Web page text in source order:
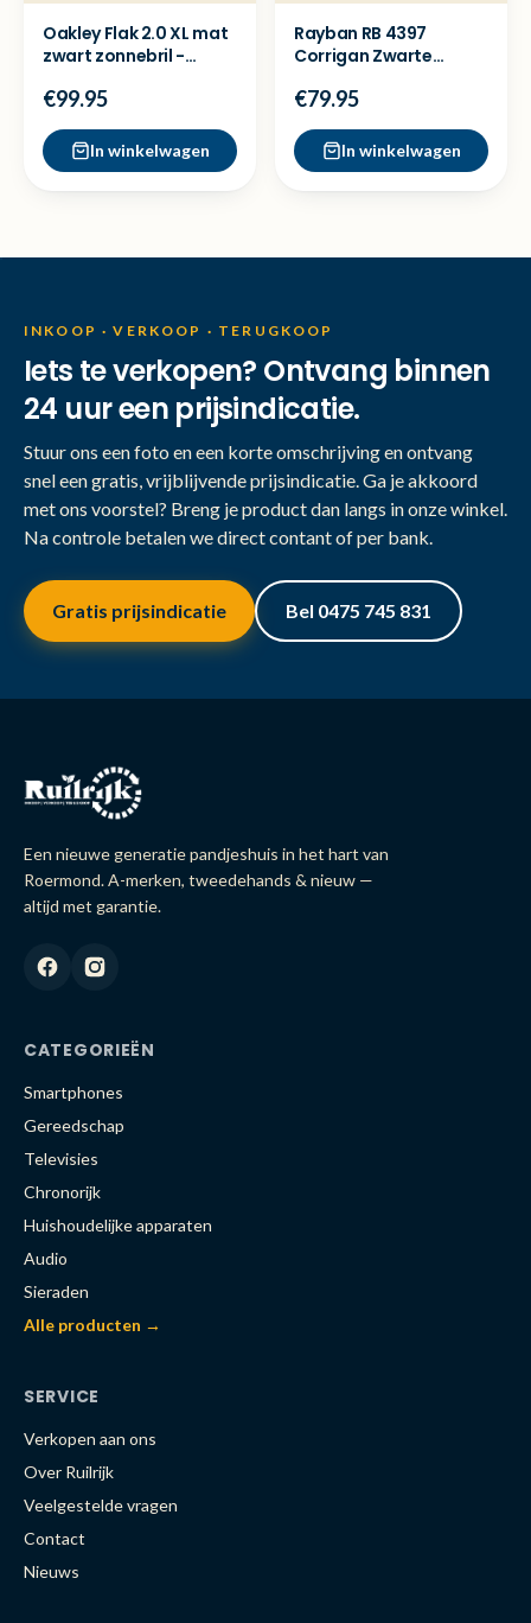
Oakley Flak 2.0 XL mat
zwart zonnebril -
€99.95
In winkelwagen
Rayban RB 4397
Corrigan Zwarte
€79.95
In winkelwagen
INKOOP · VERKOOP · TERUGKOOP
Iets te verkopen? Ontvang binnen
24 uur een prijsindicatie.
Stuur ons een foto en een korte omschrijving en ontvang
snel een gratis, vrijblijvende prijsindicatie. Ga je akkoord
met ons voorstel? Breng je product dan langs in onze winkel.
Na controle betalen we direct contant of per bank.
Gratis prijsindicatie Bel 0475 745 831
Een nieuwe generatie pandjeshuis in het hart van
Roermond. A-merken, tweedehands & nieuw —
altijd met garantie.
CATEGORIEËN
Smartphones
Gereedschap
Televisies
Chronorijk
Huishoudelijke apparaten
Audio
Sieraden
Alle producten →
SERVICE
Verkopen aan ons
Over Ruilrijk
Veelgestelde vragen
Contact
Nieuws